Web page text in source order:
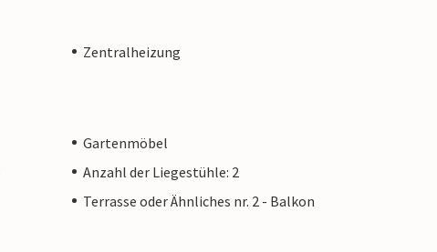
Zentralheizung
Gartenmöbel
Anzahl der Liegestühle: 2
Terrasse oder Ähnliches nr. 2 - Balkon